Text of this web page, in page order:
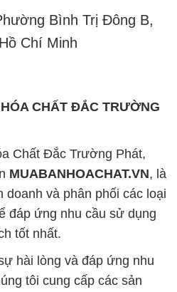
Bình Trị Đông B,
Chí Minh
CHẤT ĐẮC TRƯỜNG
Chất Đắc Trường Phát,
MUABANHOACHAT.VN, là
doanh và phân phối các loại
đáp ứng nhu cầu sử dụng
tốt nhất.
hài lòng và đáp ứng nhu
tôi cung cấp các sản